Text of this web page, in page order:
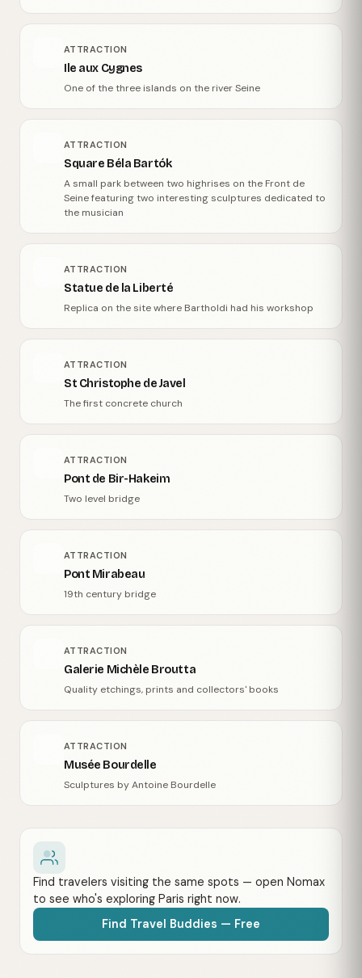
ATTRACTION
Ile aux Cygnes
One of the three islands on the river Seine
ATTRACTION
Square Béla Bartók
A small park between two highrises on the Front de
Seine featuring two interesting sculptures dedicated to
the musician
ATTRACTION
Statue de la Liberté
Replica on the site where Bartholdi had his workshop
ATTRACTION
St Christophe de Javel
The first concrete church
ATTRACTION
Pont de Bir-Hakeim
Two level bridge
ATTRACTION
Pont Mirabeau
19th century bridge
ATTRACTION
Galerie Michèle Broutta
Quality etchings, prints and collectors' books
ATTRACTION
Musée Bourdelle
Sculptures by Antoine Bourdelle
Find travelers visiting the same spots — open Nomax
to see who's exploring Paris right now.
Find Travel Buddies — Free